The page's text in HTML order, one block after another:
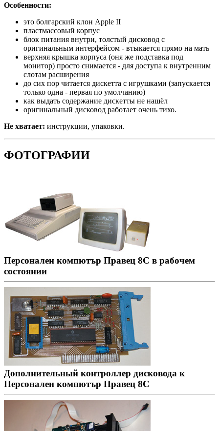
Особенности:
это болгарский клон Apple II
пластмассовый корпус
блок питания внутри, толстый дисковод с
оригинальным интерфейсом - втыкается прямо на мать
верхняя крышка корпуса (оня же подставка под
монитор) просто снимается - для доступа к внутренним
слотам расширения
до сих пор читается дискетта с игрушками (запускается
только одна - первая по умолчанию)
как выдать содержание дискетты не нашёл
оригинальный дисковод работает очень тихо.
Не хватает: инструкции, упаковки.
ФОТОГРАФИИ
Персонален компютър Правец 8С в рабочем
состоянии
Дополнительный контроллер дисковода к
Персонален компютър Правец 8С